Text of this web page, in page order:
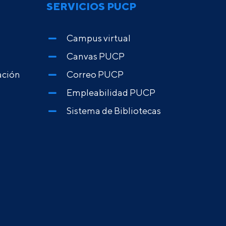
SERVICIOS PUCP
Campus virtual
Canvas PUCP
Correo PUCP
Empleabilidad PUCP
Sistema de Bibliotecas